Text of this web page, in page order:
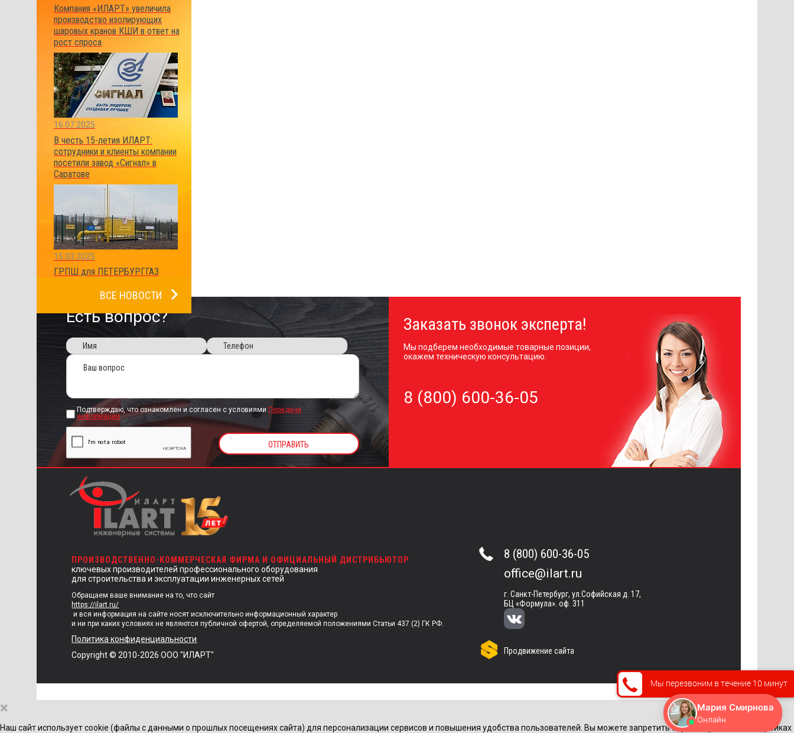
Компания «ИЛАРТ» увеличила
производство изолирующих
шаровых кранов КШИ в ответ на
рост спроса
16.07.2025
В честь 15-летия ИЛАРТ:
сотрудники и клиенты компании
посетили завод «Сигнал» в
Саратове
15.03.2025
ГРПШ для ПЕТЕРБУРГГАЗ
ВСЕ НОВОСТИ
Есть вопрос?
Подтверждаю, что ознакомлен и согласен с условиями Передачи
информации
Заказать звонок эксперта!
Мы подберем необходимые товарные позиции,
окажем техническую консультацию.
8 (800) 600-36-05
ПРОИЗВОДСТВЕННО-КОММЕРЧЕСКАЯ ФИРМА И ОФИЦИАЛЬНЫЙ ДИСТРИБЬЮТОР
ключевых производителей профессионального оборудования
для строительства и эксплуатации инженерных сетей
Обращаем ваше внимание на то, что сайт
https://ilart.ru/
и вся информация на сайте носят исключительно информационный характер
и ни при каких условиях не являются публичной офертой, определяемой положениями Статьи 437 (2) ГК РФ.
Политика конфиденциальности
Copyright © 2010-2026 ООО "ИЛАРТ"
8 (800) 600-36-05
office@ilart.ru
г. Санкт-Петербург, ул.Софийская д. 17,
БЦ «Формула». оф. 311
Продвижение сайта
×
Наш сайт использует cookie (файлы с данными о прошлых посещениях сайта) для персонализации сервисов и повышения удобства пользователей. Вы можете запретить обработку cookie в настройках
Мы перезвоним в течение 10 минут